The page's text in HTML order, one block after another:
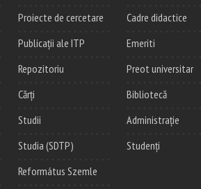
Proiecte de cercetare
Publicații ale ITP
Repozitoriu
Cărți
Studii
Studia (SDTP)
Református Szemle
Cadre didactice
Emeriti
Preot universitar
Bibliotecă
Administrație
Studenți